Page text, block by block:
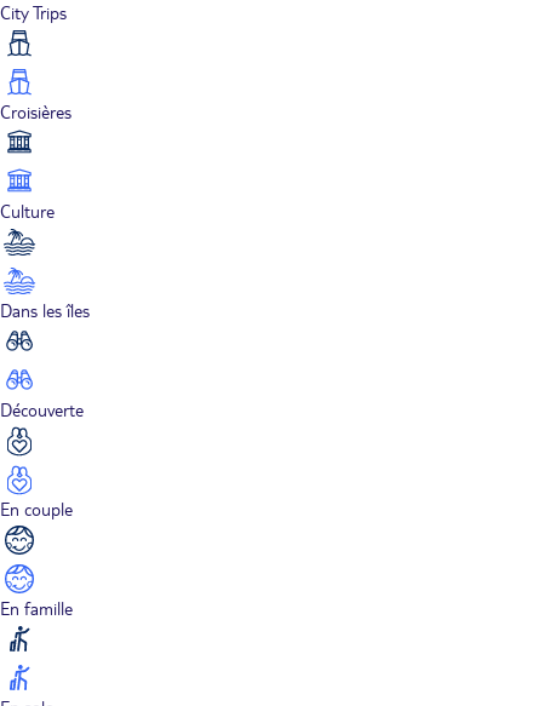
City Trips
Croisières
Culture
Dans les îles
Découverte
En couple
En famille